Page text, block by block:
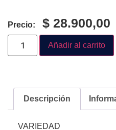
Precio: $ 28.900,00
Añadir al carrito
Descripción
VARIEDAD